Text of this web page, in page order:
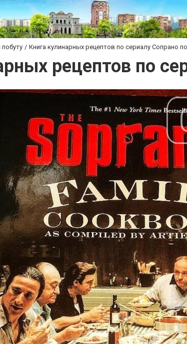
Книга кулинарных рецептов по сериалу Сопрано
рецептов по